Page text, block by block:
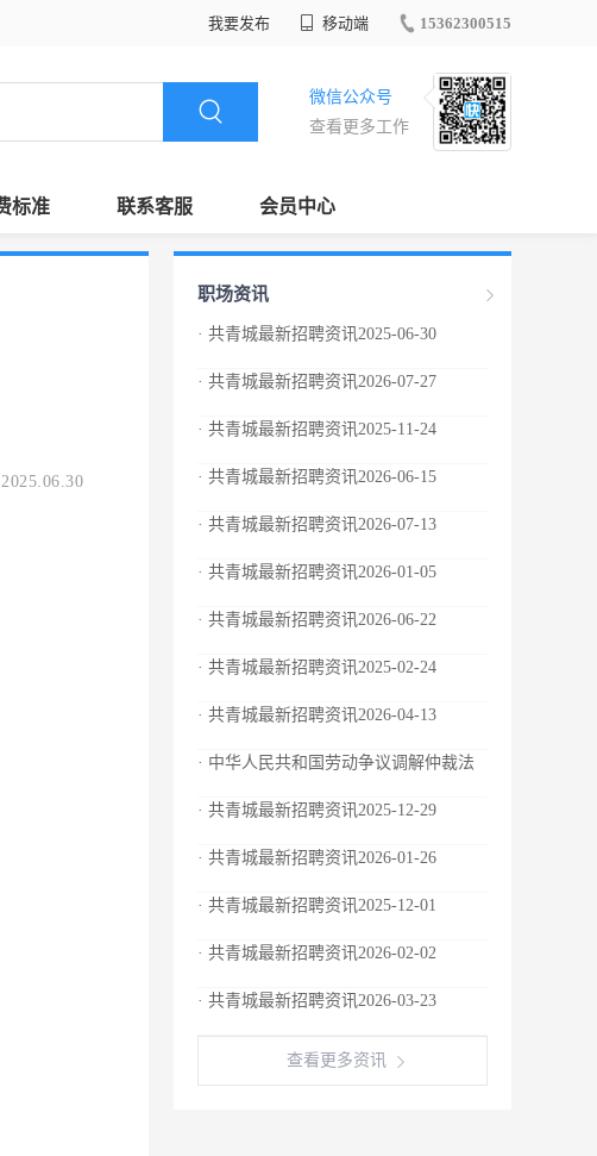
我要发布 移动端 15362300515
微信公众号
查看更多工作
标准 联系客服 会员中心
2025.06.30
职场资讯
· 共青城最新招聘资讯2025-06-30
· 共青城最新招聘资讯2026-07-27
· 共青城最新招聘资讯2025-11-24
· 共青城最新招聘资讯2026-06-15
· 共青城最新招聘资讯2026-07-13
· 共青城最新招聘资讯2026-01-05
· 共青城最新招聘资讯2026-06-22
· 共青城最新招聘资讯2025-02-24
· 共青城最新招聘资讯2026-04-13
· 中华人民共和国劳动争议调解仲裁法
· 共青城最新招聘资讯2025-12-29
· 共青城最新招聘资讯2026-01-26
· 共青城最新招聘资讯2025-12-01
· 共青城最新招聘资讯2026-02-02
· 共青城最新招聘资讯2026-03-23
查看更多资讯